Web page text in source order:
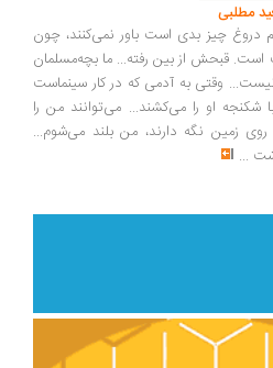
بدی است باور نمی‌کنند، چون
از بین رفته... ما بچه‌مسلمان
به آدمی که در کار سینماست
او را می‌کشند... می‌توانند من را
نگه دارند، من بلند می‌شوم...